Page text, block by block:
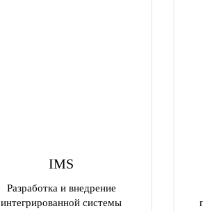
IMS
Разработка и внедрение
интегрированной системы